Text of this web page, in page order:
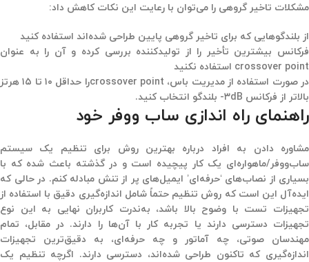
مشکلات تاخیر گروهی را می‌توان با رعایت این نکات کاهش داد:
از بلندگوهایی که برای تاخیر گروهی پایین طراحی شده‌اند استفاده کنید
فرکانس بیشترین تأخیر را از تولیدکننده بررسی کرده و آن را به عنوان
crossover point استفاده نکنید
در صورت استفاده از مدیریت باس، crossover pointرا حداقل ۱۰ تا ۱۵ هرتز
بالاتر از فرکانس ۳dB- بلندگو انتخاب کنید.
راهنمای راه اندازی ساب ووفر خود
مشاوره دادن به افراد درباره بهترین روش برای تنظیم یک سیستم
ساب‌ووفر/ماهواره‌ای یک کار پیچیده است و در گذشته باعث شده که با
بسیاری از نصاب‌های ‘حرفه‌ای’ ایمیل‌های پر از تنش مبادله کنم. در حالی که
ایده‌آل این است که روش تنظیم حتماً شامل اندازه‌گیری دقیق با استفاده از
تجهیزات تست با وضوح بالا باشد، به‌ندرت کاربران نهایی به این نوع
تجهیزات دسترسی دارند یا تجربه کار با آن‌ها را دارند. در مقابل، تمام
مهندسان صوتی، چه آماتور و چه حرفه‌ای، به دقیق‌ترین تجهیزات
اندازه‌گیری که تاکنون طراحی شده‌اند، دسترسی دارند. اگرچه تنظیم یک